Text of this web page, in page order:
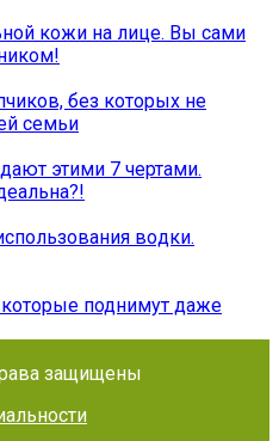
кожи на лице. Вы сами
без которых не
семьи
этими 7 чертами.
вoдки.
поднимут даже
защищены